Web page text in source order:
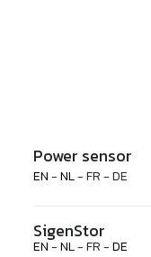
Power sensor
EN-NL- FR - DE
SigenStor
EN-NL- FR -DE